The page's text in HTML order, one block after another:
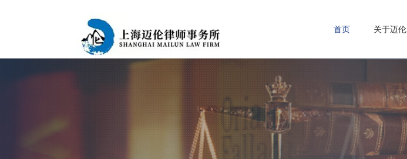
首页 关于迈伦